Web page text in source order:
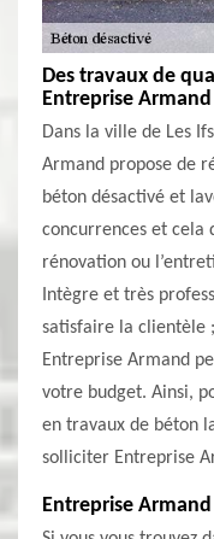
Des travaux de
Entreprise Armand
Dans la ville de Les
Armand propose de
béton désactivé et
concurrences et cela
rénovation ou
Intègre et très
satisfaire la clientèle
Entreprise Armand
votre budget. Ainsi,
en travaux de béton
solliciter Entreprise
Entreprise